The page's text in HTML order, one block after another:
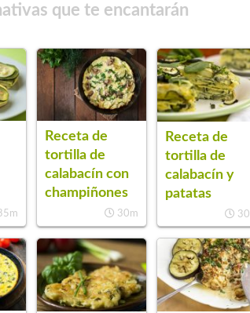
que te encantarán
Receta de
tortilla de
calabacín con
champiñones
30m
Receta de
tortilla de
calabacín y
patatas